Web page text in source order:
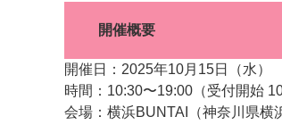
開催概要
開催日：2025年10月15日（水）
時間：10:30〜19:00（受付開始
会場：横浜BUNTAI（神奈川県横